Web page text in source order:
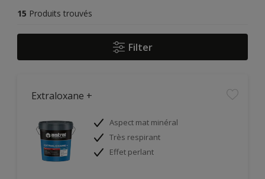
15 Produits trouvés
Filter
Extraloxane +
Aspect mat minéral
Très respirant
Effet perlant